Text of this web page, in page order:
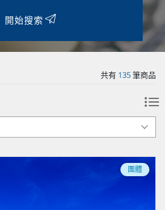
開始搜索
共有 135筆商品
團體